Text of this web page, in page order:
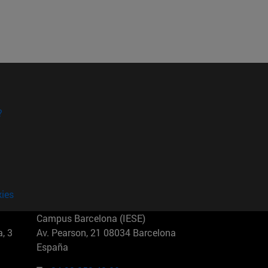
3
Campus Barcelona (IESE)
Av. Pearson, 21 08034 Barcelona
España